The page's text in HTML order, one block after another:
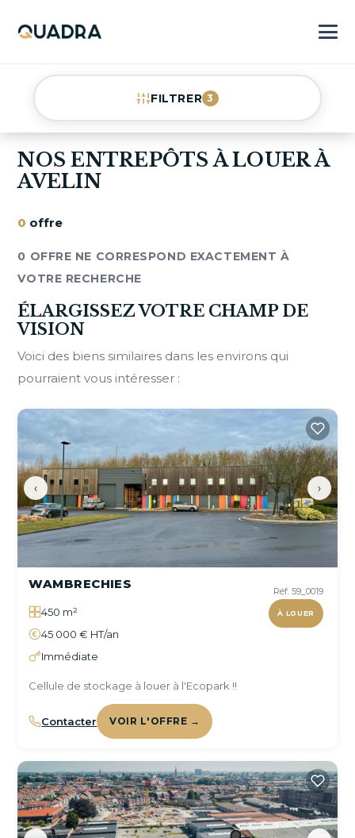
FILTRER 3
NOS ENTREPÔTS À LOUER À
AVELIN
0 offre
0 OFFRE NE CORRESPOND EXACTEMENT À
VOTRE RECHERCHE
ÉLARGISSEZ VOTRE CHAMP DE
VISION
Voici des biens similaires dans les environs qui
pourraient vous intéresser :
‹ ›
Réf. 59_0019
À LOUER
WAMBRECHIES
450 m²
45 000 € HT/an
Immédiate
Cellule de stockage à louer à l'Ecopark !!
Contacter VOIR L'OFFRE →